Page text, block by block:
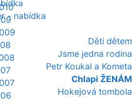
- nabídka
Děti dětem
Jsme jedna rodina
Petr Koukal a Kometa
Chlapi ŽENÁM
Hokejová tombola